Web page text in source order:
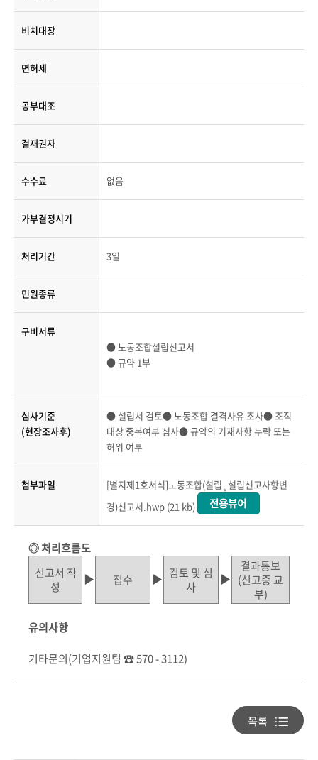
비치대장
면허세
공부대조
결재권자
수수료 없음
가부결정시기
처리기간 3일
민원종류
구비서류
● 노동조합설립신고서
● 규약 1부
심사기준
(현장조사후)
● 설립서 검토● 노동조합 결격사유 조사● 조직
대상 중복여부 심사● 규약의 기재사항 누락 또는
허위 여부
첨부파일
[별지제1호서식]노동조합(설립¸설립신고사항변
경)신고서.hwp (21 kb)
◎ 처리흐름도
신고서 작
성
▶ 접수 ▶ 검토 및 심
사
▶
결과통보
(신고증 교
부)
유의사항
기타문의(기업지원팀 ☎ 570 - 3112)